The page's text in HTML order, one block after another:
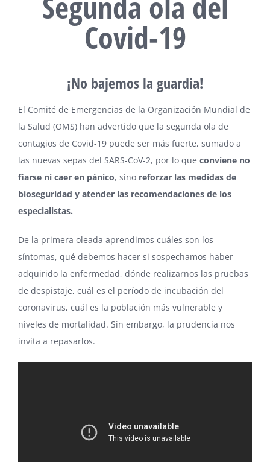
Covid-19
¡No bajemos la guardia!
El Comité de Emergencias de la Organización Mundial de
la Salud (OMS) han advertido que la segunda ola de
contagios de Covid-19 puede ser más fuerte, sumado a
las nuevas sepas del SARS-CoV-2, por lo que conviene no
fiarse ni caer en pánico, sino reforzar las medidas de
bioseguridad y atender las recomendaciones de los
especialistas.
De la primera oleada aprendimos cuáles son los
síntomas, qué debemos hacer si sospechamos haber
adquirido la enfermedad, dónde realizarnos las pruebas
de despistaje, cuál es el período de incubación del
coronavirus, cuál es la población más vulnerable y
niveles de mortalidad. Sin embargo, la prudencia nos
invita a repasarlos.